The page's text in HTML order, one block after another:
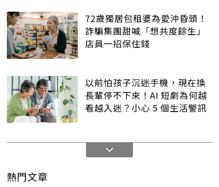
72歲獨居包租婆為愛沖昏頭！
詐騙集團甜喊「想共度餘生」
店員一招保住錢
以前怕孩子沉迷手機，現在換
長輩停不下來！AI 短劇為何越
看越入迷？小心 5 個生活警訊
熱門文章